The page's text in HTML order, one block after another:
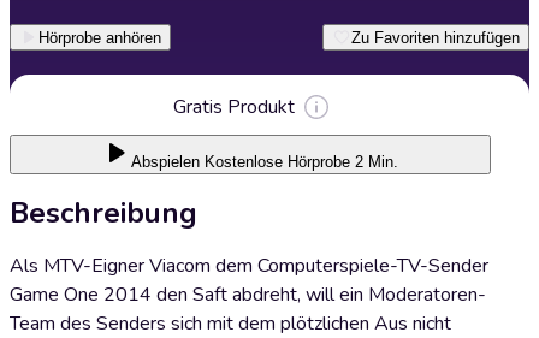
Hörprobe anhören Zu Favoriten hinzufügen
Gratis Produkt
Abspielen Kostenlose Hörprobe 2 Min.
Beschreibung
Als MTV-Eigner Viacom dem Computerspiele-TV-Sender
Game One 2014 den Saft abdreht, will ein Moderatoren-
Team des Senders sich mit dem plötzlichen Aus nicht